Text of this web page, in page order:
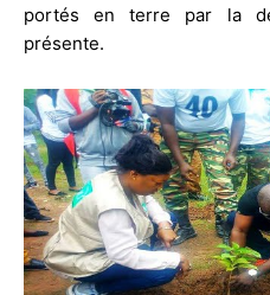
portés en terre par la
présente.